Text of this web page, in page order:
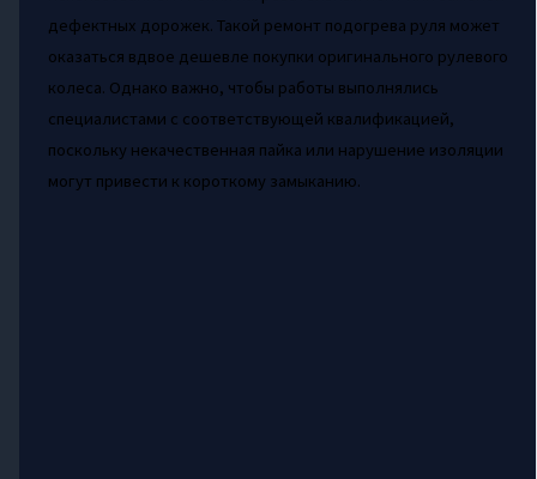
дефектных дорожек. Такой ремонт подогрева руля может
оказаться вдвое дешевле покупки оригинального рулевого
колеса. Однако важно, чтобы работы выполнялись
специалистами с соответствующей квалификацией,
поскольку некачественная пайка или нарушение изоляции
могут привести к короткому замыканию.